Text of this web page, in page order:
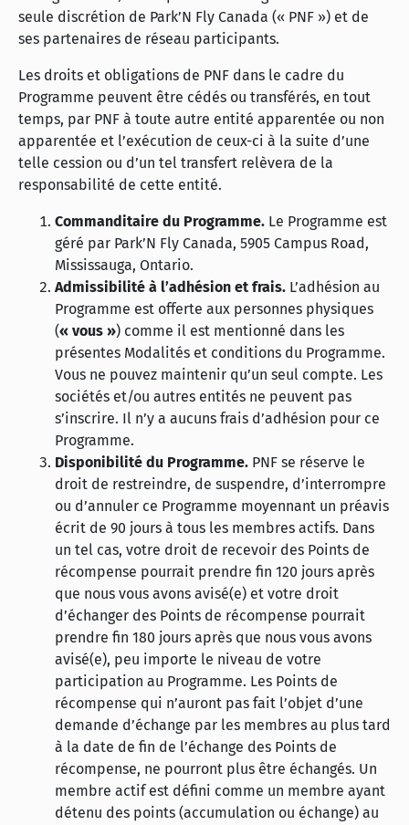
seule discrétion de Park’N Fly Canada (« PNF ») et de
ses partenaires de réseau participants.
Les droits et obligations de PNF dans le cadre du
Programme peuvent être cédés ou transférés, en tout
temps, par PNF à toute autre entité apparentée ou non
apparentée et l’exécution de ceux-ci à la suite d’une
telle cession ou d’un tel transfert relèvera de la
responsabilité de cette entité.
Commanditaire du Programme. Le Programme est
géré par Park’N Fly Canada, 5905 Campus Road,
Mississauga, Ontario.
Admissibilité à l’adhésion et frais. L’adhésion au
Programme est offerte aux personnes physiques
(« vous ») comme il est mentionné dans les
présentes Modalités et conditions du Programme.
Vous ne pouvez maintenir qu’un seul compte. Les
sociétés et/ou autres entités ne peuvent pas
s’inscrire. Il n’y a aucuns frais d’adhésion pour ce
Programme.
Disponibilité du Programme. PNF se réserve le
droit de restreindre, de suspendre, d’interrompre
ou d’annuler ce Programme moyennant un préavis
écrit de 90 jours à tous les membres actifs. Dans
un tel cas, votre droit de recevoir des Points de
récompense pourrait prendre fin 120 jours après
que nous vous avons avisé(e) et votre droit
d’échanger des Points de récompense pourrait
prendre fin 180 jours après que nous vous avons
avisé(e), peu importe le niveau de votre
participation au Programme. Les Points de
récompense qui n’auront pas fait l’objet d’une
demande d’échange par les membres au plus tard
à la date de fin de l’échange des Points de
récompense, ne pourront plus être échangés. Un
membre actif est défini comme un membre ayant
détenu des points (accumulation ou échange) au